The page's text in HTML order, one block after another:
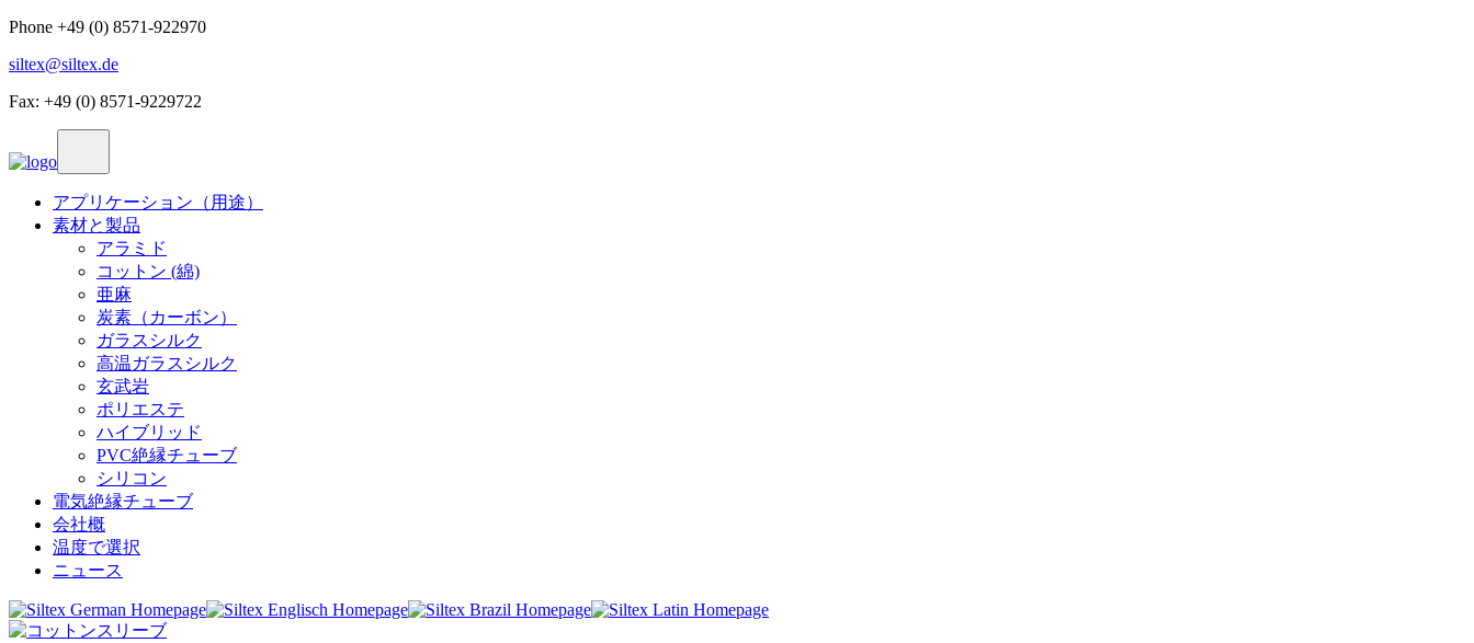
Phone +49 (0) 8571-922970
siltex@siltex.de
Fax: +49 (0) 8571-9229722
アプリケーション（用途）
素材と製品
アラミド
コットン (綿)
亜麻
炭素（カーボン）
ガラスシルク
高温ガラスシルク
玄武岩
ポリエステ
ハイブリッド
PVC絶縁チューブ
シリコン
電気絶縁チューブ
会社概
温度で選択
ニュース